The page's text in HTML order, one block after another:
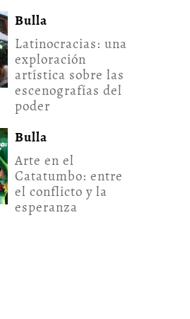
Bulla
Latinocracias: una
exploración
artística sobre las
escenografías del
poder
Bulla
Arte en el
Catatumbo: entre
el conflicto y la
esperanza